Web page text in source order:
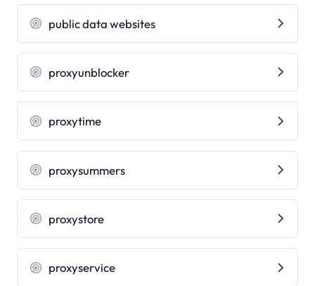
public data websites
proxyunblocker
proxytime
proxysummers
proxystore
proxyservice